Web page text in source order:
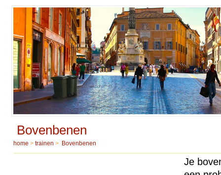
Bovenbenen
home > trainen > Bovenbenen
Je